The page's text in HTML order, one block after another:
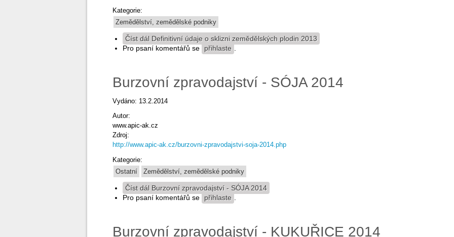
Kategorie:
Zemědělství, zemědělské podniky
Číst dál Definitivní údaje o sklizni zemědělských plodin 2013
Pro psaní komentářů se
přihlaste
Burzovní zpravodajství - SÓJA 2014
Vydáno: 13.2.2014
Autor:
www.apic-ak.cz
Zdroj:
http://www.apic-ak.cz/burzovni-zpravodajstvi-soja-2014.php
Kategorie:
Ostatní
Zemědělství, zemědělské podniky
Číst dál Burzovní zpravodajství - SÓJA 2014
Pro psaní komentářů se
přihlaste
Burzovní zpravodajství - KUKUŘICE 2014